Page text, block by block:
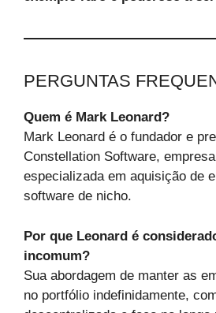
PERGUNTAS
Quem é Mark Leonard?
Mark Leonard é o fundador e
Constellation Software,
especializada em aquisição de
software de nicho.
Por que Leonard é
incomum?
Sua abordagem de manter as
no portfólio indefinidamente,